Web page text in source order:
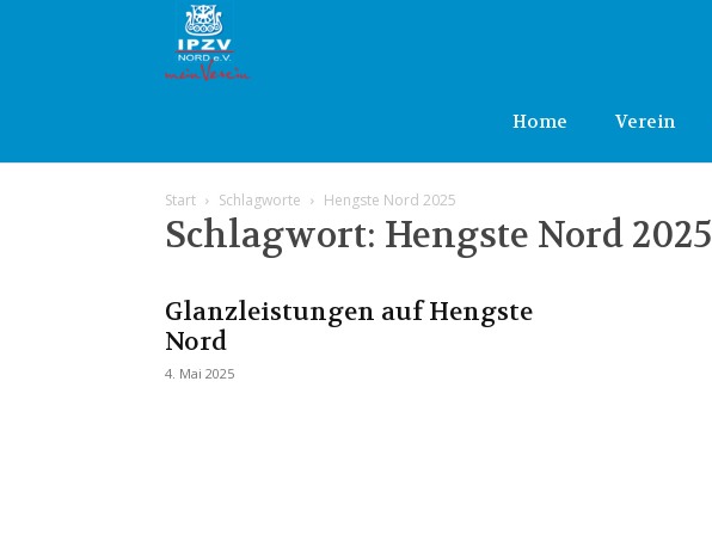
e.V.
Home Verein
Start Schlagworte Hengste Nord 2025
Schlagwort: Hengste Nord 2025
Glanzleistungen auf Hengste
Nord
4. Mai 2025